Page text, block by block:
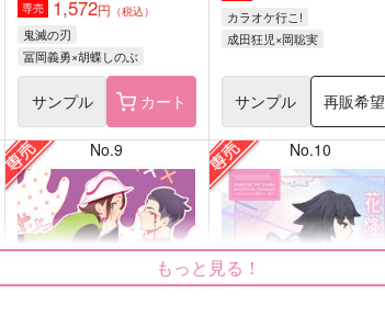
専売 1,572円 （税込）
鬼滅の刃
冨岡義勇×胡蝶しのぶ
サンプル カート
カラオケ行こ!
成田狂児×岡聡実
サンプル 再販希望
No.9 No.10
もっと見る！